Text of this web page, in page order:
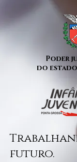
Poder
do
futuro.